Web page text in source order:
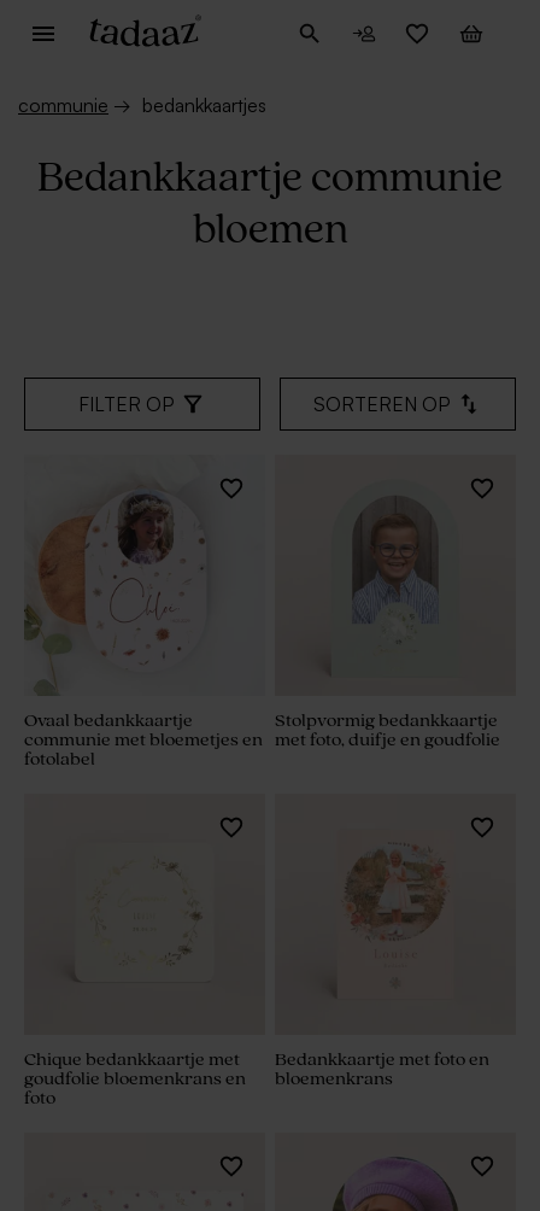
communie → bedankkaartjes
Bedankkaartje communie
bloemen
FILTER OP SORTEREN OP
Ovaal bedankkaartje
communie met bloemetjes en
fotolabel
Stolpvormig bedankkaartje
met foto, duifje en goudfolie
Chique bedankkaartje met
goudfolie bloemenkrans en
foto
Bedankkaartje met foto en
bloemenkrans